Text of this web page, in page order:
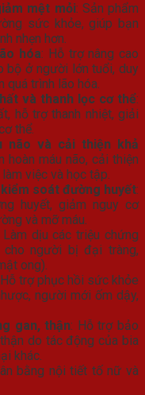
mệt mỏi: Sản phẩm
sức khỏe, giúp bạn
nhẹn hơn.
hóa: Hỗ trợ nâng cao
bộ ở người lớn tuổi, duy
quá trình lão hóa.
và thanh lọc cơ thể:
hỗ trợ thanh nhiệt, giải
thể.
não và cải thiện khả
hoàn máu não, cải thiện
việc và học tập.
soát đường huyết:
huyết, giảm nguy cơ
và mỡ máu.
Làm dịu các triệu chứng
người bị đại tràng,
ong).
trợ phục hồi sức khỏe
người mới ốm dậy,
gan, thận: Hỗ trợ bảo
do tác động của bia
khác.
bằng nội tiết tố nữ và